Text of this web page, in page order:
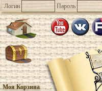
Логин Пароль
Моя Корзина